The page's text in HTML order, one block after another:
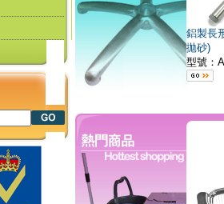
鋁製長
拋砂)
型號：